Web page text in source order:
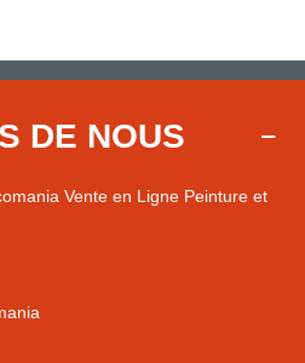
DE NOUS
Vente en Ligne Peinture et